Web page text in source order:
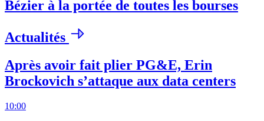
Bézier à la portée de toutes les bourses
Actualités
Après avoir fait plier PG&E, Erin
Brockovich s’attaque aux data centers
10:00